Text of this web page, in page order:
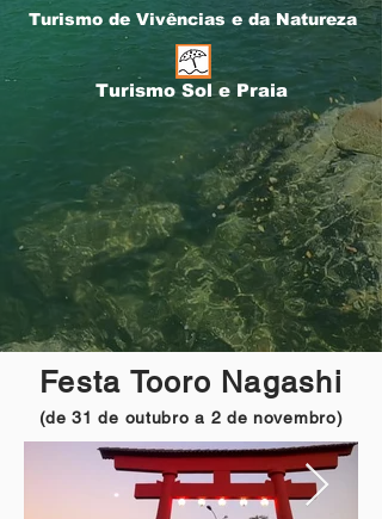
Turismo de Vivências e da Natureza
Turismo Sol e Praia
Festa Tooro Nagashi
(de 31 de outubro a 2 de novembro)